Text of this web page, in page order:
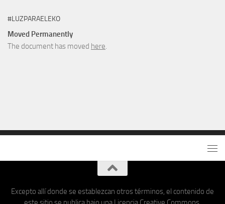
#LUZPARAELEKO
Moved Permanently
The document has moved here.
Excepto allí donde se establezcan otros términos, el contenido de